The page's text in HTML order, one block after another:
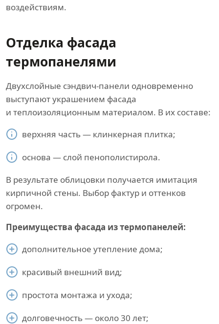
воздействиям.
Отделка фасада
термопанелями
Двухслойные сэндвич-панели одновременно
выступают украшением фасада
и теплоизоляционным материалом. В их составе:
верхняя часть — клинкерная плитка;
основа — слой пенополистирола.
В результате облицовки получается имитация
кирпичной стены. Выбор фактур и оттенков
огромен.
Преимущества фасада из термопанелей:
дополнительное утепление дома;
красивый внешний вид;
простота монтажа и ухода;
долговечность — около 30 лет;